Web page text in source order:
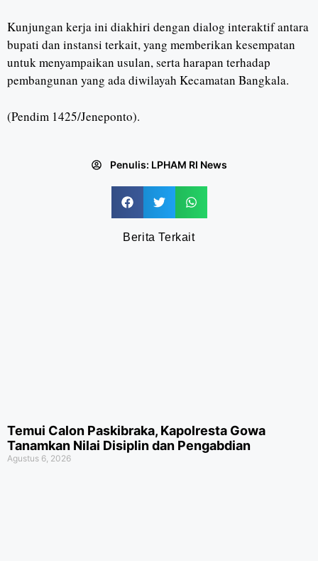
Kunjungan kerja ini diakhiri dengan dialog interaktif antara
bupati dan instansi terkait, yang memberikan kesempatan
untuk menyampaikan usulan, serta harapan terhadap
pembangunan yang ada diwilayah Kecamatan Bangkala.
(Pendim 1425/Jeneponto).
Penulis: LPHAM RI News
Berita Terkait
Temui Calon Paskibraka, Kapolresta Gowa
Tanamkan Nilai Disiplin dan Pengabdian
Agustus 6, 2026